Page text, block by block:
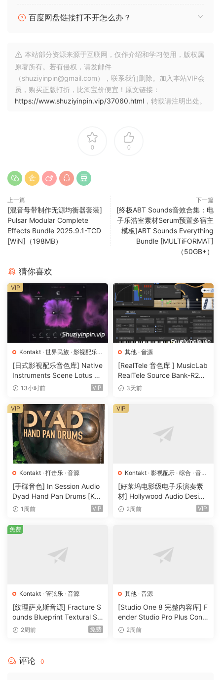
百度网盘链接打不开怎么办？
本站部分资源来源于互联网，仅作介绍和学习使用，版权属
原著所有。若有侵权，请发邮件
（shuziyinpin@gmail.com），联系我们删除。加入本站VIP会
员，购买正版打折，比淘宝价便宜！原文链接：
https://www.shuziyinpin.vip/37060.html ，转载请注明出处。
0 0
上一篇
[混音母带制作无源均衡器套装]
Pulsar Modular Complete
Effects Bundle 2025.9.1-TCD
[WiN]（198MB）
下一篇
[终极ABT Sounds音效合集：电
子乐浩室素材Serum预置多宿主
模板]ABT Sounds Everything
Bundle [MULTiFORMAT]
（50GB+）
猜你喜欢
Kontakt · 世界民族 · 影视配乐·
音源
[日式影视配乐音色库] Native
Instruments Scene Lotus v1.
1.2 [KONTAKT]（1.3GB）
13小时前 VIP
VIP
其他 · 音源
[RealTele 音色库 ] MusicLab
RealTele Source Bank-R2R
[WiN]（3.13GB）
3天前
Kontakt · 打击乐 · 音源
[手碟音色] In Session Audio
Dyad Hand Pan Drums [KO
NTAKT]（4.33GB）
1周前 VIP
VIP
Kontakt · 影视配乐 · 综合 · 音效
特殊· 音源
[好莱坞电影级电子乐演奏素
材] Hollywood Audio Design
FUTURE WORLDS [KONTAK
2周前 VIP
VIP
Kontakt · 管弦乐 · 音源
[纹理萨克斯音源] Fracture S
ounds Blueprint Textural Sa
x (Woodwind Experiments)
2周前 免费
免费
其他 · 音源
[Studio One 8 完整内容库] F
ender Studio Pro Plus Conte
nt 2026-R2R（166GB）
2周前
评论 0